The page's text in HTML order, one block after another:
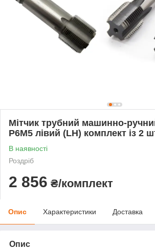
Мітчик трубний машинно-
Р6М5 лівий (LH) комплект із 2
В наявності
Роздріб
2 856 ₴/комплект
Опис Характеристики Доставка
Опис